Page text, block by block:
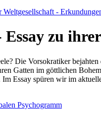
-
Essay zu
Die Vorsokratiker
Gatten im göttlichen
Essay spüren wir im
Psychogramm